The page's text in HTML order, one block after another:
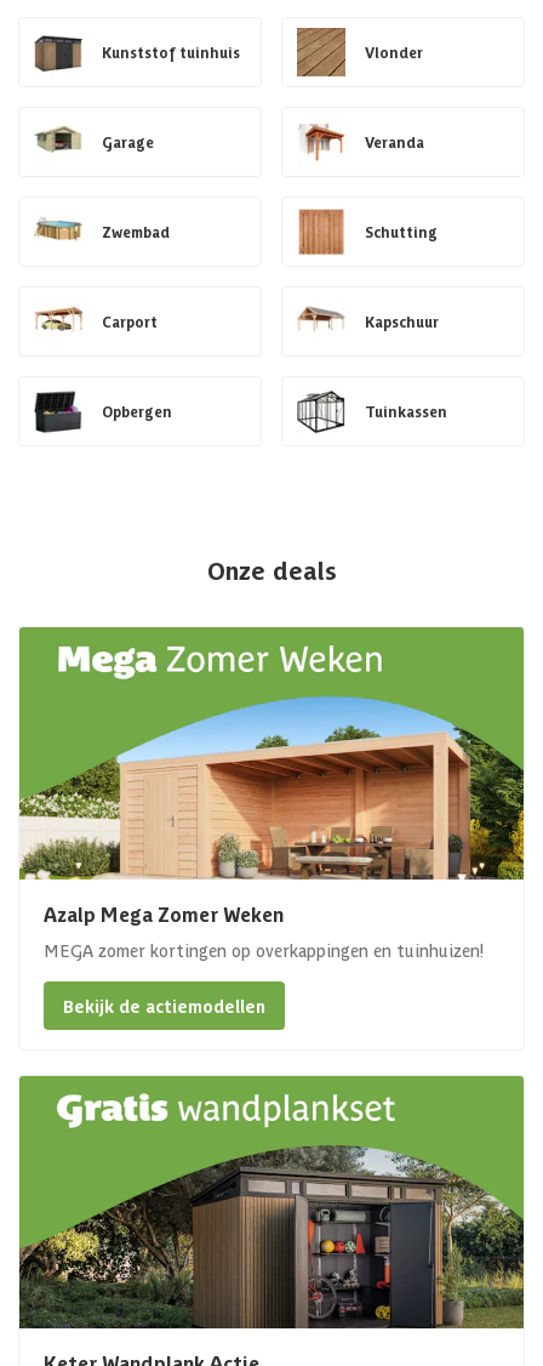
Kunststof tuinhuis Vlonder
Garage Veranda
Zwembad Schutting
Carport Kapschuur
Opbergen Tuinkassen
Onze deals
Azalp Mega Zomer Weken
MEGA zomer kortingen op overkappingen en tuinhuizen!
Bekijk de actiemodellen